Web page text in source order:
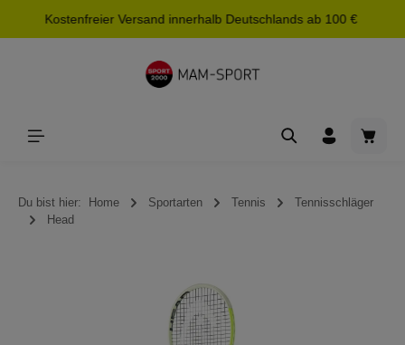
springen
Kostenfreier Versand innerhalb Deutschlands ab 100 €
Du bist hier: Home Sportarten Tennis
Tennisschläger
Head